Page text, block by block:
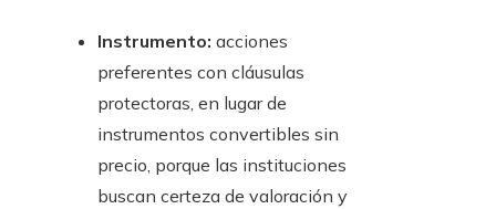
Instrumento: acciones
preferentes con cláusulas
protectoras, en lugar de
instrumentos convertibles sin
precio, porque las instituciones
buscan certeza de valoración y